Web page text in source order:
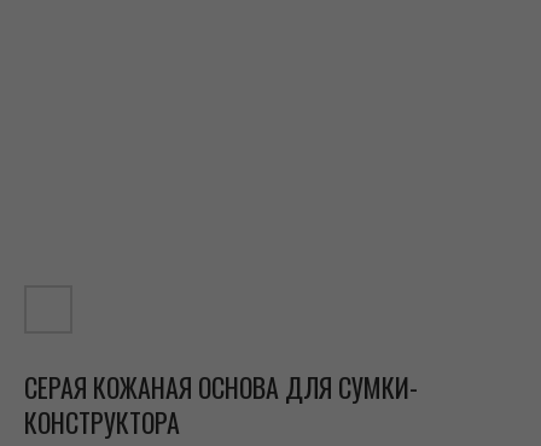
СЕРАЯ КОЖАНАЯ ОСНОВА ДЛЯ СУМКИ-
КОНСТРУКТОРА